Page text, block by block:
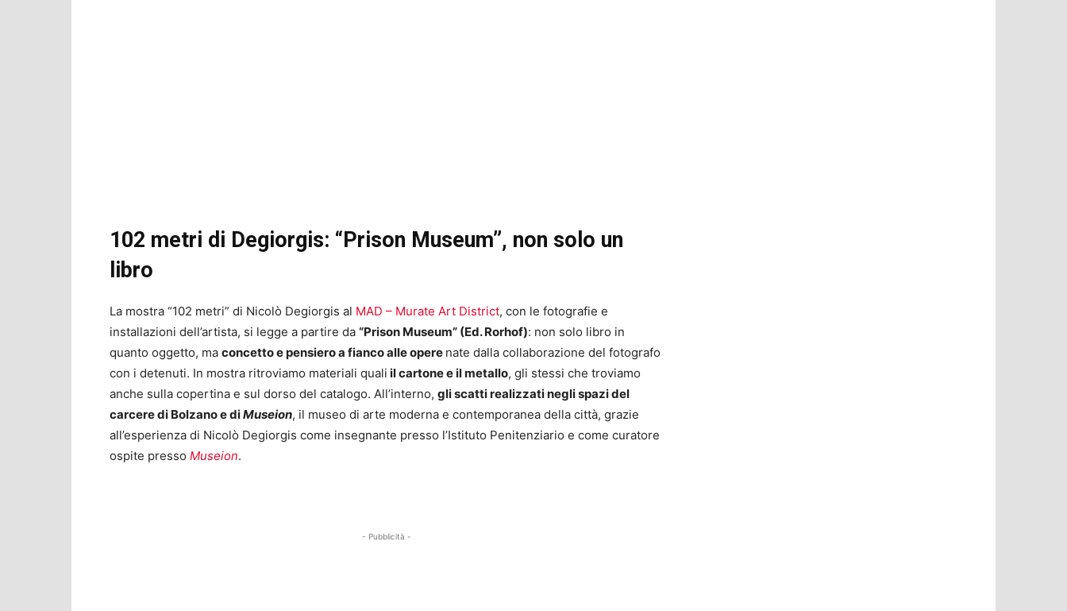
102 metri di Degiorgis: “Prison Museum”, non solo un
libro
La mostra “102 metri” di Nicolò Degiorgis al MAD – Murate Art District, con le fotografie e
installazioni dell’artista, si legge a partire da “Prison Museum” (Ed. Rorhof): non solo libro in
quanto oggetto, ma concetto e pensiero a fianco alle opere nate dalla collaborazione del fotografo
con i detenuti. In mostra ritroviamo materiali quali il cartone e il metallo, gli stessi che troviamo
anche sulla copertina e sul dorso del catalogo. All’interno, gli scatti realizzati negli spazi del
carcere di Bolzano e diMuseion, il museo di arte moderna e contemporanea della città, grazie
all’esperienza di Nicolò Degiorgis come insegnante presso l’Istituto Penitenziario e come curatore
ospite presso Museion.
- Pubblicità -